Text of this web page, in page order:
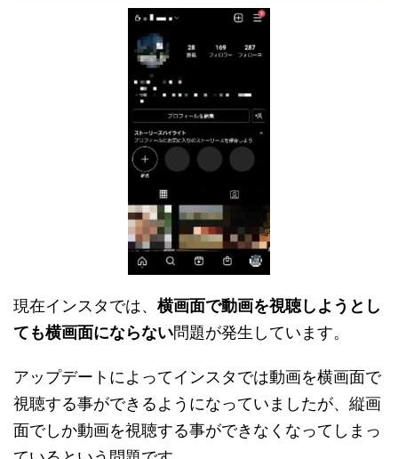
現在インスタでは、 横画面で動画を視聴しようとし
ても横画面にならない問題が発生しています。
アップデートによってインスタでは動画を横画面で
視聴する事ができるようになっていましたが、縦画
面でしか動画を視聴する事ができなくなってしまっ